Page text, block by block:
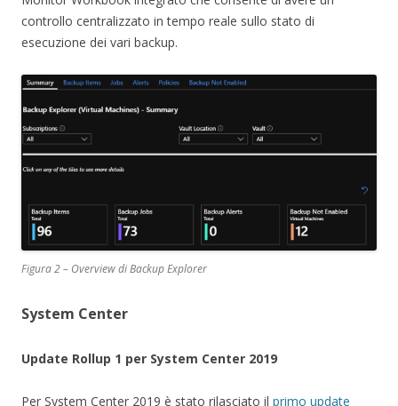
controllo centralizzato in tempo reale sullo stato di
esecuzione dei vari backup.
Figura 2 – Overview di Backup Explorer
System Center
Update Rollup 1 per System Center 2019
Per System Center 2019 è stato rilasciato il primo update